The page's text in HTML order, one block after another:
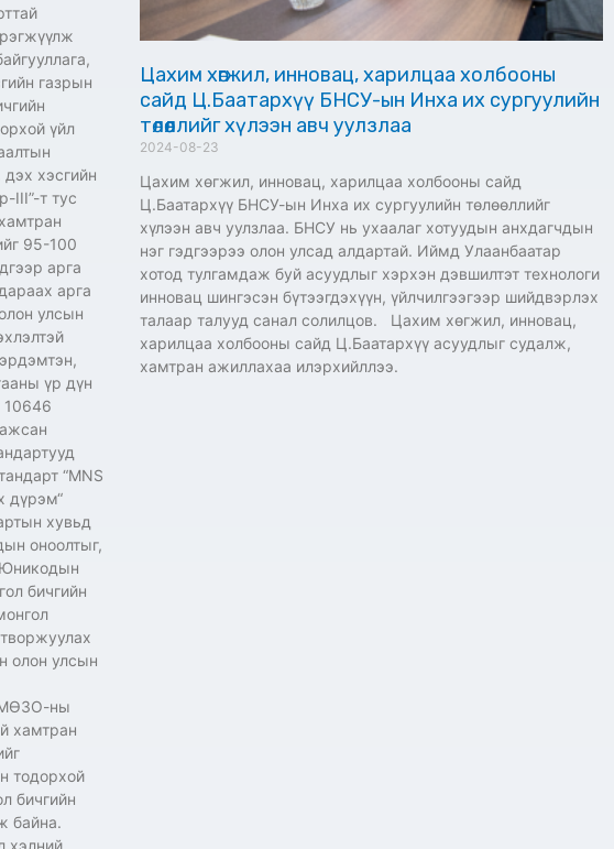
газрын
үйл
дэх хэсгийн
III”-т тус
95-100
арга
арга
улсын
үр дүн
10646
“MNS
дүрэм“
хувьд
оноолтыг,
Юникодын
бичгийн
олон улсын
ны
хамтран
тодорхой
бичгийн
байна.
хэлний
Цахим хөгжил, инновац, харилцаа холбооны
сайд Ц.Баатархүү БНСУ-ын Инха их сургуулийн
төлөөллийг хүлээн авч уулзлаа
2024-08-23
Цахим хөгжил, инновац, харилцаа холбооны сайд
Ц.Баатархүү БНСУ-ын Инха их сургуулийн төлөөллийг
хүлээн авч уулзлаа. БНСУ нь ухаалаг хотуудын анхдагчдын
нэг гэдгээрээ олон улсад алдартай. Иймд Улаанбаатар
хотод тулгамдаж буй асуудлыг хэрхэн дэвшилтэт технологи
инновац шингэсэн бүтээгдэхүүн, үйлчилгээгээр шийдвэрлэх
талаар талууд санал солилцов. Цахим хөгжил, инновац,
харилцаа холбооны сайд Ц.Баатархүү асуудлыг судалж,
хамтран ажиллахаа илэрхийллээ.